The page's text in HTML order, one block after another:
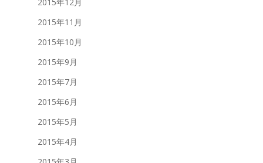
2015年11月
2015年10月
2015年9月
2015年7月
2015年6月
2015年5月
2015年4月